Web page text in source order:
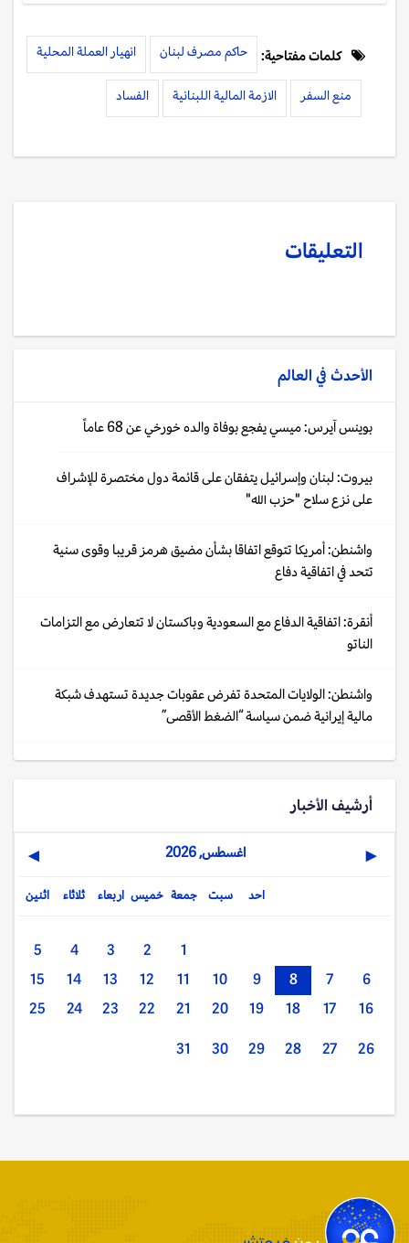
كلمات مفتاحية: حاكم مصرف لبنان انهيار العملة المحلية
منع السفر الازمة المالية اللبنانية الفساد
التعليقات
الأحدث في العالم
بوينس آيرس: ميسي يفجع بوفاة والده خورخي عن 68 عاماً
بيروت: لبنان وإسرائيل يتفقان على قائمة دول مختصرة للإشراف
على نزع سلاح "حزب الله"
واشنطن: أمريكا تتوقع اتفاقا بشأن مضيق هرمز قريبا وقوى سنية
تتحد في اتفاقية دفاع
أنقرة: اتفاقية الدفاع مع السعودية وباكستان لا تتعارض مع التزامات
الناتو
واشنطن: الولايات المتحدة تفرض عقوبات جديدة تستهدف شبكة
مالية إيرانية ضمن سياسة “الضغط الأقصى”
أرشيف الأخبار
◀ اغسطس, 2026 ▶
اثنين ثلاثاء اربعاء خميس جمعة سبت احد
1
2
3
4
5
6
7
8
9
10
11
12
13
14
15
16
17
18
19
20
21
22
23
24
25
26
27
28
29
30
31